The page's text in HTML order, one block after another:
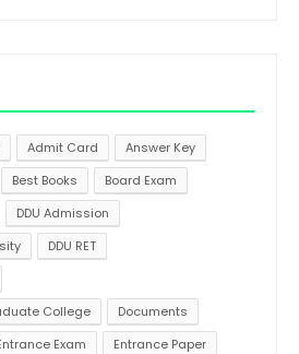
Admit Card
Answer Key
Best Books
Board Exam
DDU Admission
DDU RET
College
Documents
Exam
Entrance Paper